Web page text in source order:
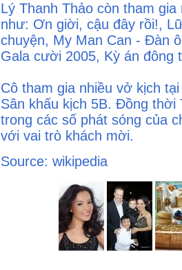
Lý Thanh Thảo còn tham
như: Ơn giời, cậu đây rồi!,
chuyện, My Man Can - Đàn
Gala cười 2005, Kỳ án đông
Cô tham gia nhiều vở kịch
Sân khấu kịch 5B. Đồng
trong các số phát sóng của
với vai trò khách mời.
Source: wikipedia